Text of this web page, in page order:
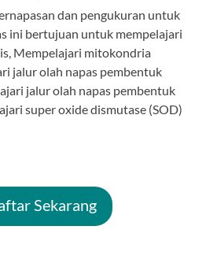
dan pengukuran untuk
ini bertujuan untuk mempelajari
Mempelajari mitokondria
jalur olah napas pembentuk
jalur olah napas pembentuk
super oxide dismutase (SOD)
Sekarang